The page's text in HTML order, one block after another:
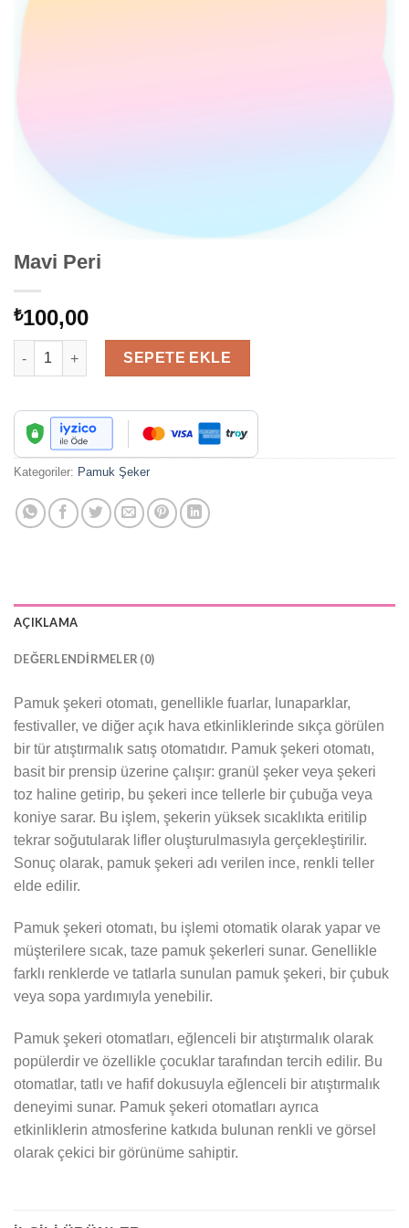
Mavi Peri
₺100,00
Mavi Peri adet
SEPETE EKLE
Kategoriler: Pamuk Şeker
AÇIKLAMA
DEĞERLENDIRMELER (0)
Pamuk şekeri otomatı, genellikle fuarlar, lunaparklar,
festivaller, ve diğer açık hava etkinliklerinde sıkça görülen
bir tür atıştırmalık satış otomatıdır. Pamuk şekeri otomatı,
basit bir prensip üzerine çalışır: granül şeker veya şekeri
toz haline getirip, bu şekeri ince tellerle bir çubuğa veya
koniye sarar. Bu işlem, şekerin yüksek sıcaklıkta eritilip
tekrar soğutularak lifler oluşturulmasıyla gerçekleştirilir.
Sonuç olarak, pamuk şekeri adı verilen ince, renkli teller
elde edilir.
Pamuk şekeri otomatı, bu işlemi otomatik olarak yapar ve
müşterilere sıcak, taze pamuk şekerleri sunar. Genellikle
farklı renklerde ve tatlarla sunulan pamuk şekeri, bir çubuk
veya sopa yardımıyla yenebilir.
Pamuk şekeri otomatları, eğlenceli bir atıştırmalık olarak
popülerdir ve özellikle çocuklar tarafından tercih edilir. Bu
otomatlar, tatlı ve hafif dokusuyla eğlenceli bir atıştırmalık
deneyimi sunar. Pamuk şekeri otomatları ayrıca
etkinliklerin atmosferine katkıda bulunan renkli ve görsel
olarak çekici bir görünüme sahiptir.